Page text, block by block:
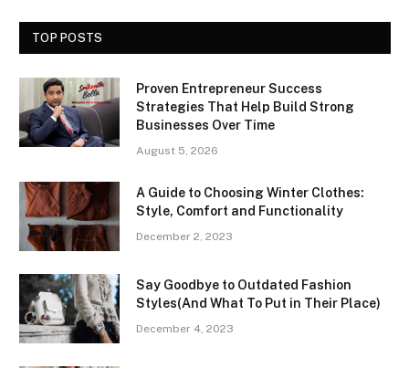
TOP POSTS
Proven Entrepreneur Success
Strategies That Help Build Strong
Businesses Over Time
August 5, 2026
A Guide to Choosing Winter Clothes:
Style, Comfort and Functionality
December 2, 2023
Say Goodbye to Outdated Fashion
Styles(And What To Put in Their Place)
December 4, 2023